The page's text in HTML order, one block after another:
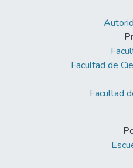
Facultad de
Facultad